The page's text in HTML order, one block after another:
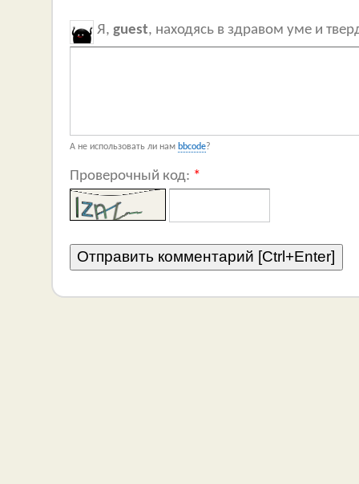
Я, guest, находясь в здравом уме и
А не использовать ли нам bbcode?
Проверочный код: *